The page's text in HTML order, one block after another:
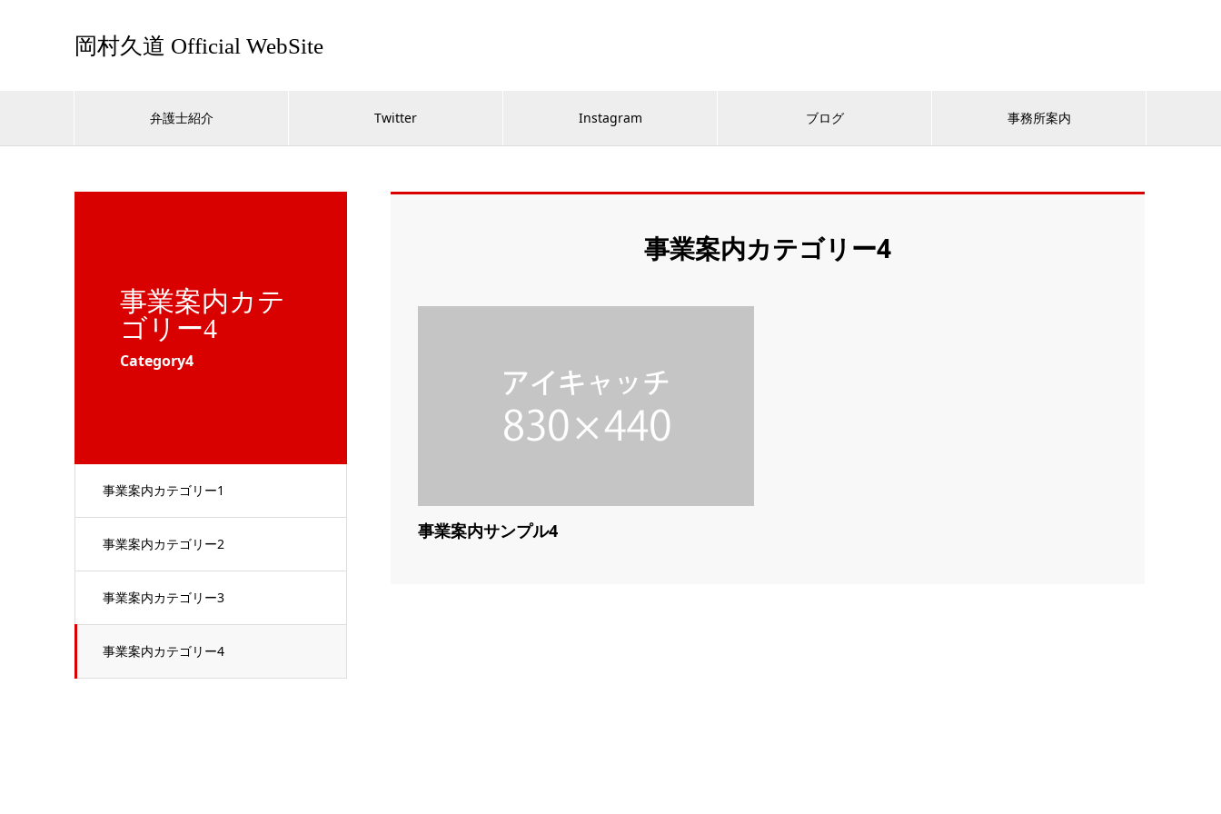
岡村久道 Official WebSite
弁護士紹介 Twitter Instagram ブログ 事務所案内
事業案内カテ
ゴリー4
Category4
事業案内カテゴリー1
事業案内カテゴリー2
事業案内カテゴリー3
事業案内カテゴリー4
事業案内カテゴリー4
事業案内サンプル4